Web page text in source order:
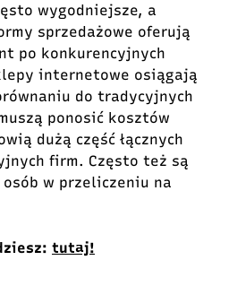
wygodniejsze, a
sprzedażowe oferują
po konkurencyjnych
internetowe osiągają
do tradycyjnych
ponosić kosztów
dużą część łącznych
firm. Często też są
w przeliczeniu na
tutaj!